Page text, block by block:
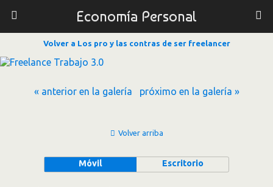
Economía Personal
Volver a Los pro y las contras de ser freelancer
« anterior en la galería próximo en la galería »
Volver arriba
Móvil Escritorio